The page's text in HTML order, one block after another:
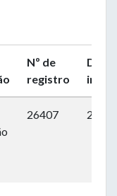
Nº de
registro
Data
26407 24/